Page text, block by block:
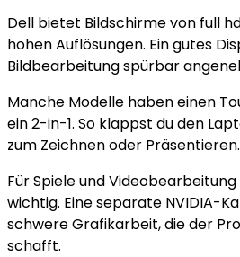
Dell bietet Bildschirme von full
hohen Auflösungen. Ein gutes
Bildbearbeitung spürbar
Manche Modelle haben einen
ein 2-in-1. So klappst du den
zum Zeichnen oder Präsentieren.
Für Spiele und
wichtig. Eine separate NVIDIA-
schwere Grafikarbeit, die der
schafft.